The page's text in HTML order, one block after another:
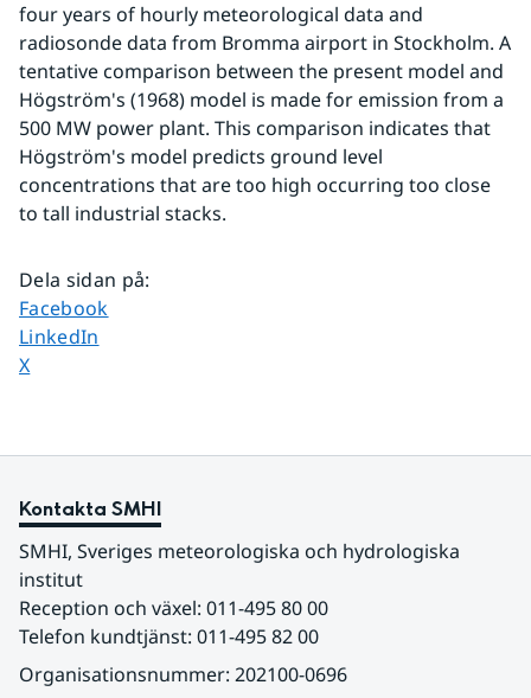
four years of hourly meteorological data and
radiosonde data from Bromma airport in Stockholm. A
tentative comparison between the present model and
Högström's (1968) model is made for emission from a
500 MW power plant. This comparison indicates that
Högström's model predicts ground level
concentrations that are too high occurring too close
to tall industrial stacks.
Dela sidan på:
Dela sidan på
Facebook
Dela sidan på
LinkedIn
Dela sidan på
X
Kontakta SMHI
SMHI, Sveriges meteorologiska och hydrologiska
institut
Reception och växel: 011-495 80 00
Telefon kundtjänst: 011-495 82 00
Organisationsnummer: 202100-0696